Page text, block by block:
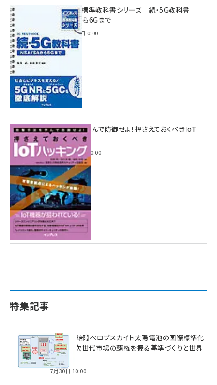
インプレス標準教科書シリーズ 続・5G教科書
NSA/SAから6Gまで
2023年4月3日 0:00
攻撃手法を学んで防御せよ! 押さえておくべきIoT
ハッキング
2022年6月14日 0:00
特集記事
特集【第2部】ペロブスカイト太陽電池の国際標準化
戦略 ― 次世代市場の覇権を握る基準づくりと世界
の動向 ―
7月30日 10:00